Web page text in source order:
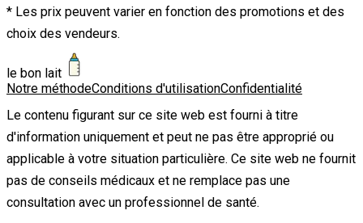
* Les prix peuvent varier en fonction des promotions et des
choix des vendeurs.
le bon lait
Notre méthodeConditions d'utilisationConfidentialité
Le contenu figurant sur ce site web est fourni à titre
d'information uniquement et peut ne pas être approprié ou
applicable à votre situation particulière. Ce site web ne fournit
pas de conseils médicaux et ne remplace pas une
consultation avec un professionnel de santé.